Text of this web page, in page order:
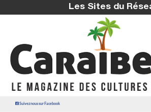
Les Sites du
Suivez nous sur Facebook